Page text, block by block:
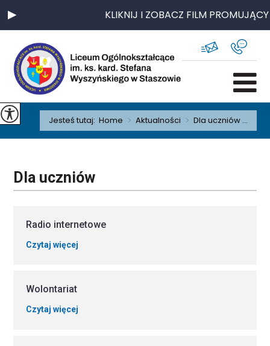
KLIKNIJ I ZOBACZ FILM PROMUJĄCY
Jesteś tutaj: Home > Aktualności > Dla uczniów ...
Dla uczniów
Radio internetowe
Czytaj więcej
Wolontariat
Czytaj więcej